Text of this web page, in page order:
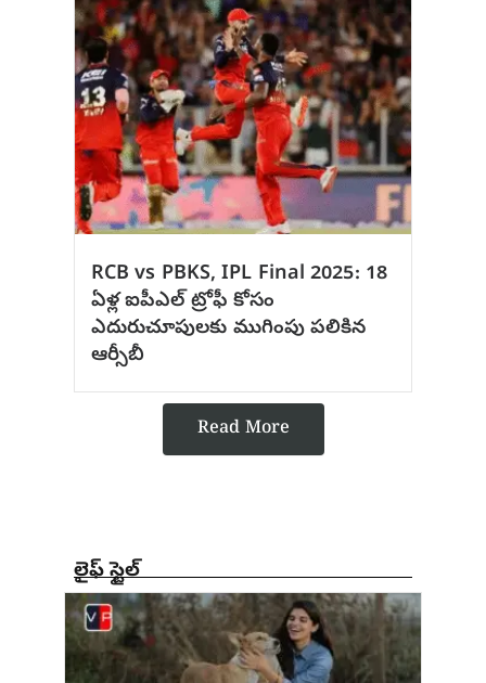
RCB vs PBKS, IPL Final 2025: 18
ఏళ్ల ఐపీఎల్ ట్రోఫీ కోసం
ఎదురుచూపులకు ముగింపు పలికిన
ఆర్సీబీ
Read More
లైఫ్ స్టైల్